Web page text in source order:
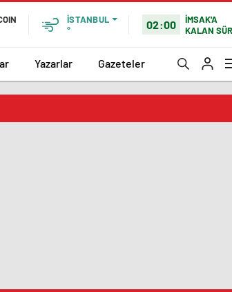
İSTANBUL
°
02:00
İMSAK'A
KALAN
Yazarlar Gazeteler